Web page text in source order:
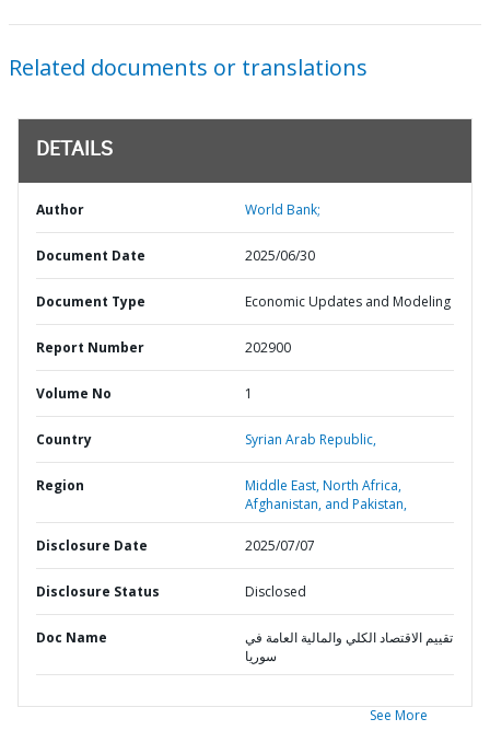
Related documents or translations
DETAILS
Author World Bank;
Document Date 2025/06/30
Document Type Economic Updates and Modeling
Report Number 202900
Volume No 1
Country Syrian Arab Republic,
Region
Middle East, North Africa,
Afghanistan, and Pakistan,
Disclosure Date 2025/07/07
Disclosure Status Disclosed
Doc Name
تقييم الاقتصاد الكلي والمالية العامة في
سوريا
See More